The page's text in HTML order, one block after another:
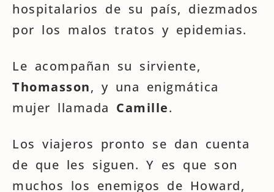
hospitalarios de su país, diezmados
por los malos tratos y epidemias.
Le acompañan su sirviente,
Thomasson, y una enigmática
mujer llamada Camille.
Los viajeros pronto se dan cuenta
de que les siguen. Y es que son
muchos los enemigos de Howard,